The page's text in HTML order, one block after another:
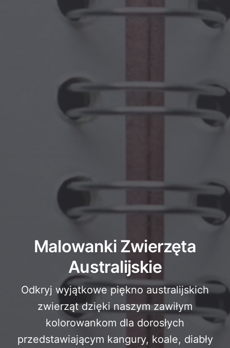
Malowanki Zwierzęta
Australijskie
Odkryj wyjątkowe piękno australijskich
zwierząt dzięki naszym zawiłym
kolorowankom dla dorosłych
przedstawiającym kangury, koale, diabły